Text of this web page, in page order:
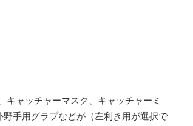
キャッチャーマスク、キャッチャーミ
手用グラブなどが（左利き用が選択で